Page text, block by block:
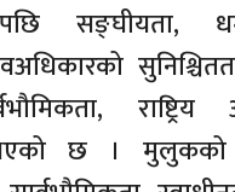
सङ्घीयता,
छ । मुलुकको